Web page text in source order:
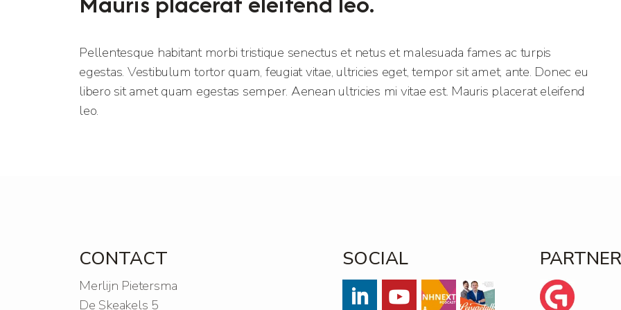
Pellentesque habitant morbi tristique senectus et netus et malesuada fames ac turpis
egestas. Vestibulum tortor quam, feugiat vitae, ultricies eget, tempor sit amet, ante. Donec eu
libero sit amet quam egestas semper. Aenean ultricies mi vitae est. Mauris placerat eleifend
leo.
CONTACT
Merlijn Pietersma
De Skeakels 5
SOCIAL PARTNER